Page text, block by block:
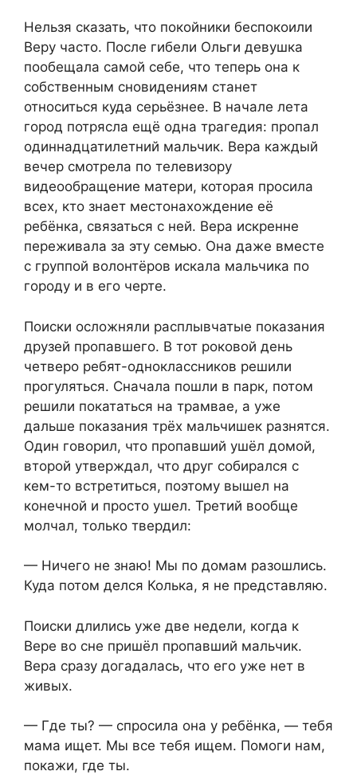
Нельзя сказать, что покойники беспокоили
Веру часто. После гибели Ольги девушка
пообещала самой себе, что теперь она к
собственным сновидениям станет
относиться куда серьёзнее. В начале лета
город потрясла ещё одна трагедия: пропал
одиннадцатилетний мальчик. Вера каждый
вечер смотрела по телевизору
видеообращение матери, которая просила
всех, кто знает местонахождение её
ребёнка, связаться с ней. Вера искренне
переживала за эту семью. Она даже вместе
с группой волонтёров искала мальчика по
городу и в его черте.
Поиски осложняли расплывчатые показания
друзей пропавшего. В тот роковой день
четверо ребят-одноклассников решили
прогуляться. Сначала пошли в парк, потом
решили покататься на трамвае, а уже
дальше показания трёх мальчишек разнятся.
Один говорил, что пропавший ушёл домой,
второй утверждал, что друг собирался с
кем-то встретиться, поэтому вышел на
конечной и просто ушел. Третий вообще
молчал, только твердил:
— Ничего не знаю! Мы по домам разошлись.
Куда потом делся Колька, я не представляю.
Поиски длились уже две недели, когда к
Вере во сне пришёл пропавший мальчик.
Вера сразу догадалась, что его уже нет в
живых.
— Где ты? — спросила она у ребёнка, — тебя
мама ищет. Мы все тебя ищем. Помоги нам,
покажи, где ты.